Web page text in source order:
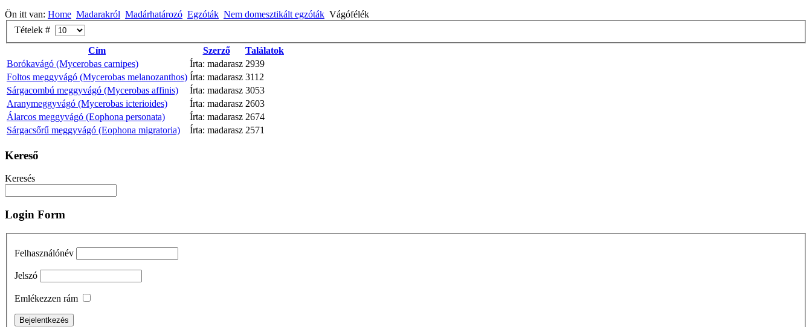
Ön itt van: Home Madarakról Madárhatározó Egzóták Nem domesztikált egzóták Vágófélék
Tételek #
Cím
Szerző
Találatok
Borókavágó (Mycerobas carnipes)
Írta: madarasz 2939
Foltos meggyvágó (Mycerobas melanozanthos) Írta: madarasz 3112
Sárgacombú meggyvágó (Mycerobas affinis)
Írta: madarasz 3053
Aranymeggyvágó (Mycerobas icterioides)
Írta: madarasz 2603
Álarcos meggyvágó (Eophona personata)
Írta: madarasz 2674
Sárgacsőrű meggyvágó (Eophona migratoria)
Írta: madarasz 2571
Kereső
Keresés
Login Form
Felhasználónév
Jelszó
Emlékezzen rám